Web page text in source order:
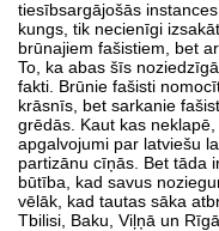
tiesībsargājošās
kungs, tik necienīgi
brūnajiem fašistiem, bet
To, ka abas šīs
fakti. Brūnie fašisti
krāsnīs, bet sarkanie
grēdās. Kaut kas
apgalvojumi par latviešu
partizānu cīņās. Bet tāda
būtība, kad savus
vēlāk, kad tautas sāka
Tbilisi, Baku, Viļņā un